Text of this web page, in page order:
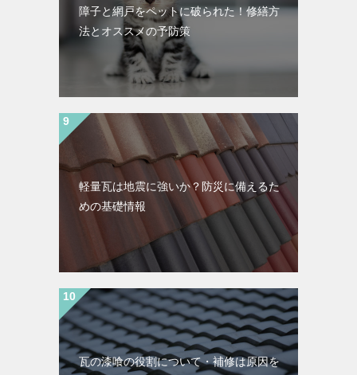
障子と網戸をペットに破られた！修繕方
法とオススメの予防策
軽量瓦は地震に強いか？防災に備えるた
めの基礎情報
瓦の漆喰の役割について・補修は原因を